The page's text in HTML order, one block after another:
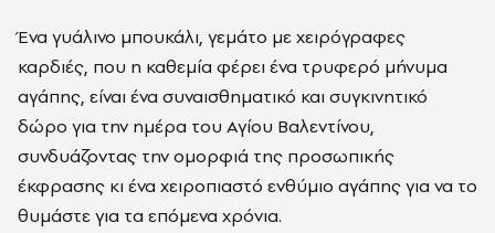
Ένα γυάλινο μπουκάλι, γεμάτο με χειρόγραφες
καρδιές, που η καθεμία φέρει ένα τρυφερό μήνυμα
αγάπης, είναι ένα συναισθηματικό και συγκινητικό
δώρο για την ημέρα του Αγίου Βαλεντίνου,
συνδυάζοντας την ομορφιά της προσωπικής
έκφρασης κι ένα χειροπιαστό ενθύμιο αγάπης για να το
θυμάστε για τα επόμενα χρόνια.